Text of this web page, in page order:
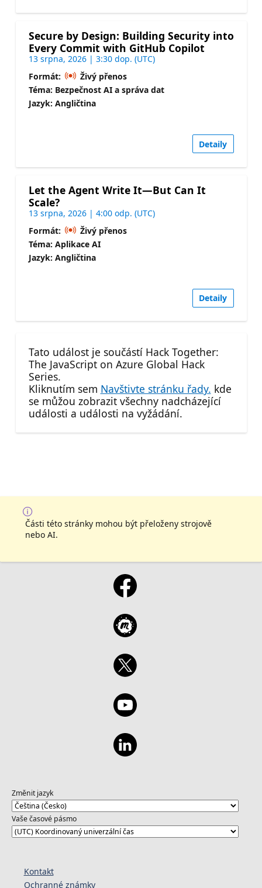
Secure by Design: Building Security into
Every Commit with GitHub Copilot
13 srpna, 2026 | 3:30 dop. (UTC)
Formát:
Živý přenos
Téma: Bezpečnost AI a správa dat
Jazyk: Angličtina
Detaily
Let the Agent Write It—But Can It
Scale?
13 srpna, 2026 | 4:00 odp. (UTC)
Formát:
Živý přenos
Téma: Aplikace AI
Jazyk: Angličtina
Detaily
Tato událost je součástí Hack Together:
The JavaScript on Azure Global Hack
Series.
Kliknutím sem Navštivte stránku řady. kde
se můžou zobrazit všechny nadcházející
události a události na vyžádání.
Části této stránky mohou být přeloženy strojově
nebo AI.
Změnit jazyk
Vaše časové pásmo
Kontakt
Ochranné známky